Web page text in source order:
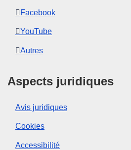
Facebook
YouTube
Autres
Aspects juridiques
Avis juridiques
Cookies
Accessibilité